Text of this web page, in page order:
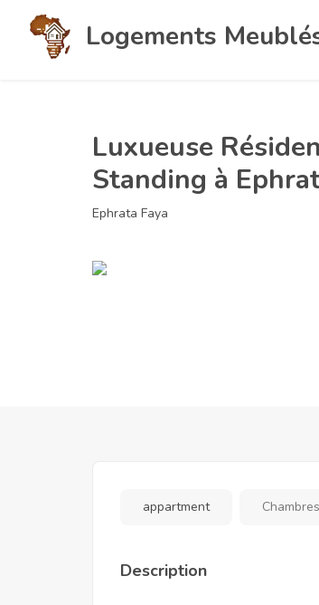
Logements
Luxueuse
Standing à
Ephrata Faya
appartment
Description